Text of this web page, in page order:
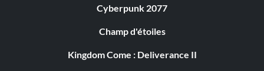
Cyberpunk 2077
Champ d'étoiles
Kingdom Come : Deliverance II